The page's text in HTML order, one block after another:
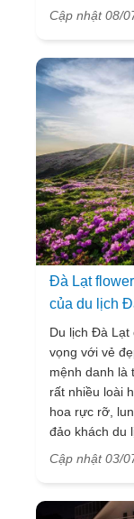
vườn hoa
Để cảm nhận
đêm,
điểm ngắm
Cập nhật 08/
Đà Lạt
của du lịch
Du lịch Đà Lạt
vọng với vẻ
mệnh danh là
rất nhiều loài
hoa rực rỡ,
đảo khách du
lẽ phải du lịch
Vietsense
Cập nhật 03/